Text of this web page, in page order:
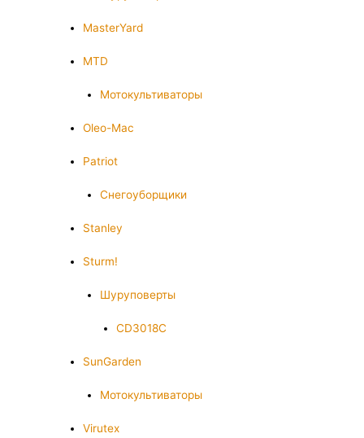
MasterYard
MTD
Мотокультиваторы
Oleo-Mac
Patriot
Снегоуборщики
Stanley
Sturm!
Шуруповерты
CD3018C
SunGarden
Мотокультиваторы
Virutex